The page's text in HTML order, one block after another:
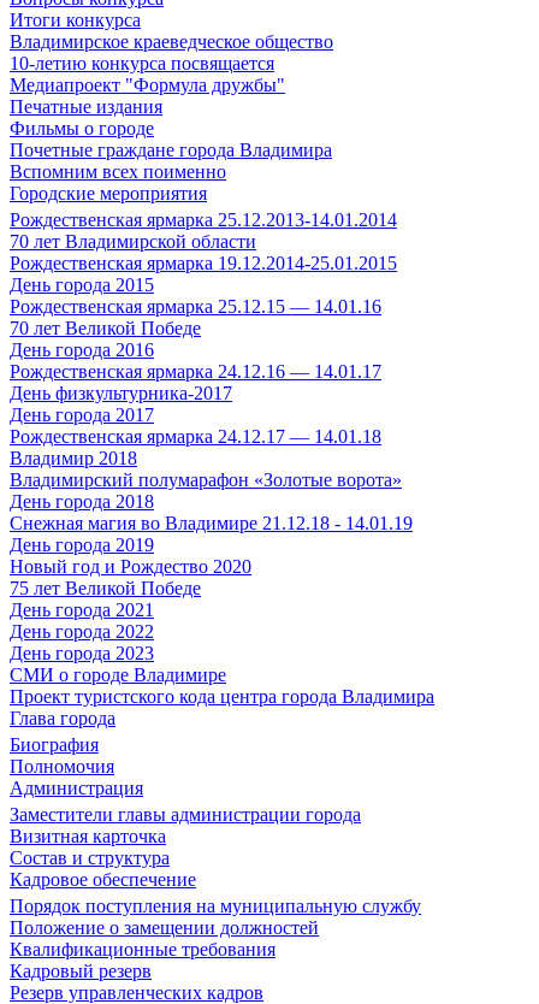
Итоги конкурса
Владимирское краеведческое общество
10-летию конкурса посвящается
Медиапроект "Формула дружбы"
Печатные издания
Фильмы о городе
Почетные граждане города Владимира
Вспомним всех поименно
Городские мероприятия
Рождественская ярмарка 25.12.2013-14.01.2014
70 лет Владимирской области
Рождественская ярмарка 19.12.2014-25.01.2015
День города 2015
Рождественская ярмарка 25.12.15 — 14.01.16
70 лет Великой Победе
День города 2016
Рождественская ярмарка 24.12.16 — 14.01.17
День физкультурника-2017
День города 2017
Рождественская ярмарка 24.12.17 — 14.01.18
Владимир 2018
Владимирский полумарафон «Золотые ворота»
День города 2018
Снежная магия во Владимире 21.12.18 - 14.01.19
День города 2019
Новый год и Рождество 2020
75 лет Великой Победе
День города 2021
День города 2022
День города 2023
СМИ о городе Владимире
Проект туристского кода центра города Владимира
Глава города
Биография
Полномочия
Администрация
Заместители главы администрации города
Визитная карточка
Состав и структура
Кадровое обеспечение
Порядок поступления на муниципальную службу
Положение о замещении должностей
Квалификационные требования
Кадровый резерв
Резерв управленческих кадров